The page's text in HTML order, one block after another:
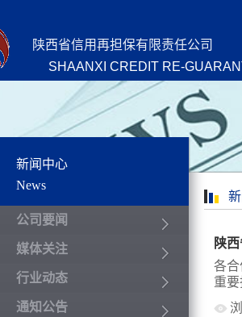
陕西省信用再担保有限责任公司
SHAANXI CREDIT RE-
新闻中心
News
公司要闻
媒体关注
行业动态
通知公告
各
重